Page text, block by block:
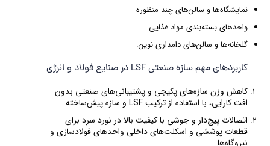
نمایشگاه‌ها و سالن‌های چند منظوره
واحدهای بسته‌بندی مواد غذایی
گلخانه‌ها و سالن‌های دامداری نوین.
کاربردهای مهم سازه صنعتی LSF در صنایع فولاد و انرژی
کاهش وزن سازه‌های پکیجی و پشتیبانی‌های صنعتی بدون
افت کارایی، با استفاده از ترکیب LSF و سازه پیش‌ساخته.
اتصالات پیچ‌دار و جوشی با کیفیت بالا در نورد سرد برای
قطعات پوششی و اسکلت‌های داخلی واحدهای فولادسازی و
نیروگاه‌ها.